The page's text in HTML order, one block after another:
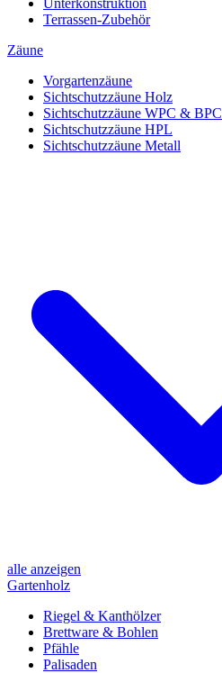
Unterkonstruktion
Terrassen-Zubehör
Zäune
Vorgartenzäune
Sichtschutzzäune Holz
Sichtschutzzäune WPC & BPC
Sichtschutzzäune HPL
Sichtschutzzäune Metall
alle anzeigen
Gartenholz
Riegel & Kanthölzer
Brettware & Bohlen
Pfähle
Palisaden